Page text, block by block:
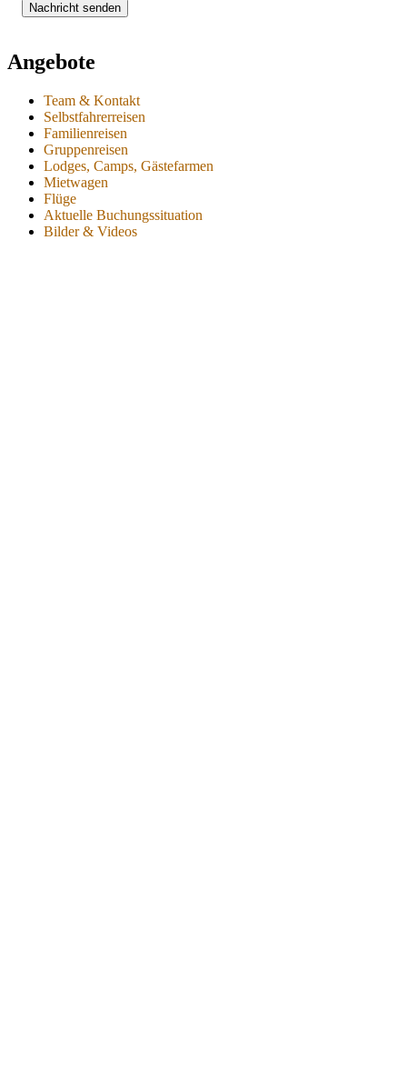
Angebote
Team & Kontakt
Selbstfahrerreisen
Familienreisen
Gruppenreisen
Lodges, Camps, Gästefarmen
Mietwagen
Flüge
Aktuelle Buchungssituation
Bilder & Videos